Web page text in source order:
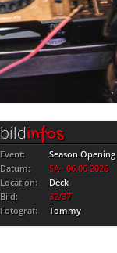
bildinfos
Event:
Season Opening
Datum:
SA · 06.06.2026
Location:
Deck
Bild:
32/37
Fotograf:
Tommy